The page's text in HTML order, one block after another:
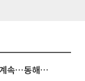
[내일 날씨] 폭염 한풀 꺾여도 무더위 계속⋯동해안 이틀 연속 비